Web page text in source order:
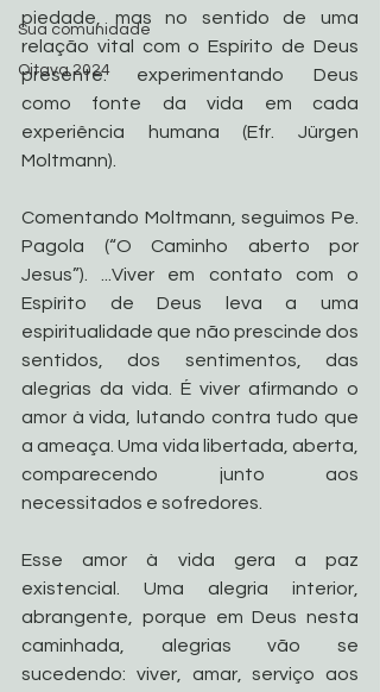
Sua comunidade
Oitava 2024
piedade, mas no sentido de uma
relação vital com o Espírito de Deus
presente: experimentando Deus
como fonte da vida em cada
experiência humana (Efr. Jürgen
Moltmann).
Comentando Moltmann, seguimos Pe.
Pagola (“O Caminho aberto por
Jesus”). ...Viver em contato com o
Espírito de Deus leva a uma
espiritualidade que não prescinde dos
sentidos, dos sentimentos, das
alegrias da vida. É viver afirmando o
amor à vida, lutando contra tudo que
a ameaça. Uma vida libertada, aberta,
comparecendo junto aos
necessitados e sofredores.
Esse amor à vida gera a paz
existencial. Uma alegria interior,
abrangente, porque em Deus nesta
caminhada, alegrias vão se
sucedendo: viver, amar, serviço aos